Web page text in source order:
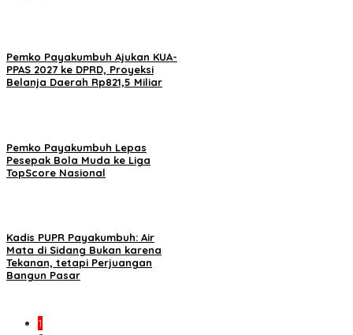
Pemko Payakumbuh Ajukan KUA-
PPAS 2027 ke DPRD, Proyeksi
Belanja Daerah Rp821,5 Miliar
Pemko Payakumbuh Lepas
Pesepak Bola Muda ke Liga
TopScore Nasional
Kadis PUPR Payakumbuh: Air
Mata di Sidang Bukan karena
Tekanan, tetapi Perjuangan
Bangun Pasar
1